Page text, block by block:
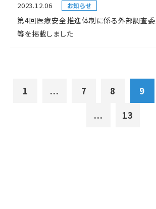
2023.12.06 お知らせ
第4回医療安全推進体制に係る外部調査
等を掲載しました
1 ... 7 8 9
...
13